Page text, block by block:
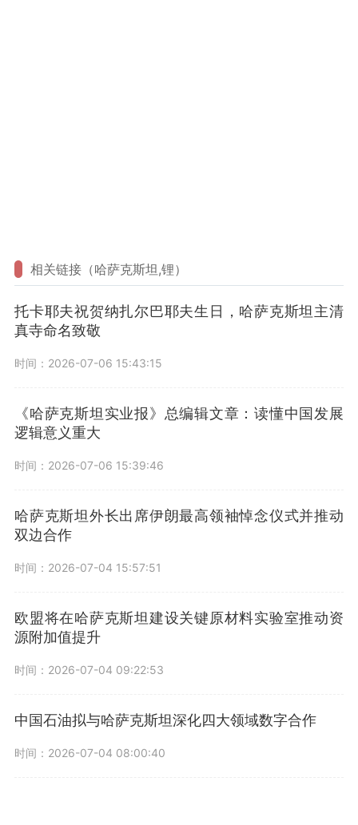
相关链接（哈萨克斯坦,锂）
托卡耶夫祝贺纳扎尔巴耶夫生日，哈萨克斯坦主清
真寺命名致敬
时间：2026-07-06 15:43:15
《哈萨克斯坦实业报》总编辑文章：读懂中国发展
逻辑意义重大
时间：2026-07-06 15:39:46
哈萨克斯坦外长出席伊朗最高领袖悼念仪式并推动
双边合作
时间：2026-07-04 15:57:51
欧盟将在哈萨克斯坦建设关键原材料实验室推动资
源附加值提升
时间：2026-07-04 09:22:53
中国石油拟与哈萨克斯坦深化四大领域数字合作
时间：2026-07-04 08:00:40